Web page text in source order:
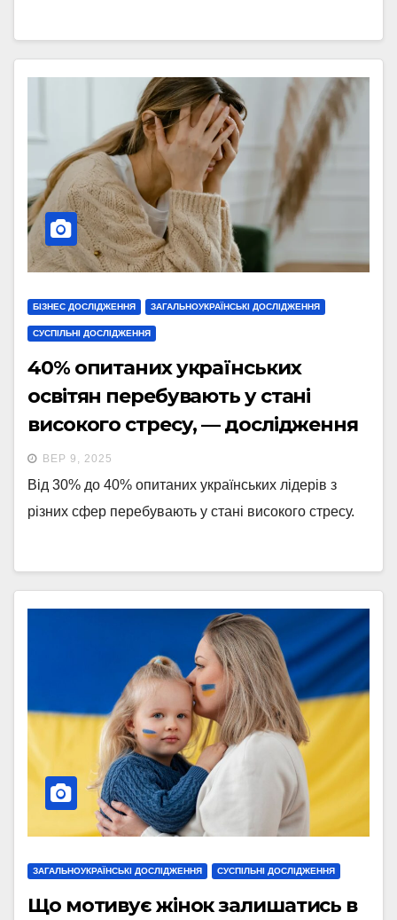
БІЗНЕС ДОСЛІДЖЕННЯ ЗАГАЛЬНОУКРАЇНСЬКІ ДОСЛІДЖЕННЯ
СУСПІЛЬНІ ДОСЛІДЖЕННЯ
40% опитаних українських
освітян перебувають у стані
високого стресу, — дослідження
ВЕР 9, 2025
Від 30% до 40% опитаних українських лідерів з
різних сфер перебувають у стані високого стресу.
ЗАГАЛЬНОУКРАЇНСЬКІ ДОСЛІДЖЕННЯ СУСПІЛЬНІ ДОСЛІДЖЕННЯ
Що мотивує жінок залишатись в